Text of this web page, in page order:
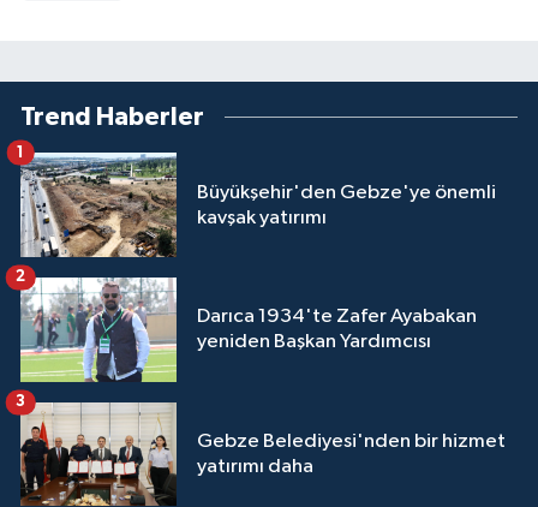
Trend Haberler
Büyükşehir'den Gebze'ye önemli
kavşak yatırımı
1
Darıca 1934'te Zafer Ayabakan
yeniden Başkan Yardımcısı
2
Gebze Belediyesi'nden bir hizmet
yatırımı daha
3